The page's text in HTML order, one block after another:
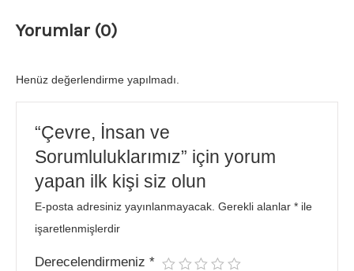
Yorumlar (0)
Henüz değerlendirme yapılmadı.
“Çevre, İnsan ve
Sorumluluklarımız” için yorum
yapan ilk kişi siz olun
E-posta adresiniz yayınlanmayacak. Gerekli alanlar* ile
işaretlenmişlerdir
Derecelendirmeniz*